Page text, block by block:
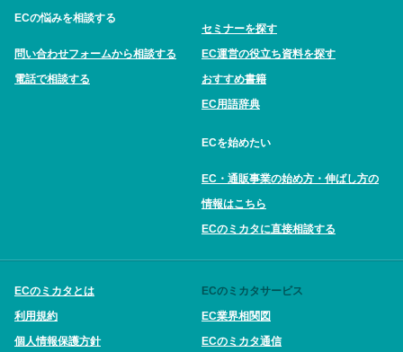
ECの悩みを相談する
問い合わせフォームから相談する
電話で相談する
セミナーを探す
EC運営の役立ち資料を探す
おすすめ書籍
EC用語辞典
ECを始めたい
EC・通販事業の始め方・伸ばし方の
情報はこちら
ECのミカタに直接相談する
ECのミカタとは
利用規約
個人情報保護方針
ECのミカタサービス
EC業界相関図
ECのミカタ通信